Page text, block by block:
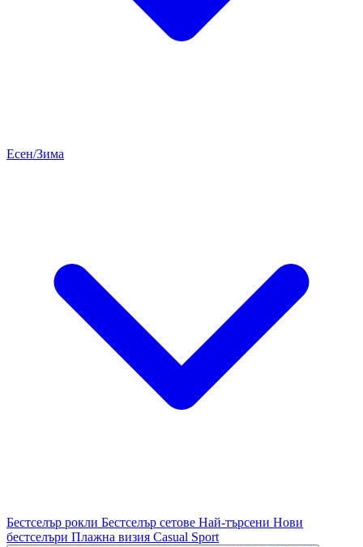
Есен/Зима
Бестселър рокли Бестселър сетове Най-търсени Нови
бестселъри Плажна визия Casual Sport